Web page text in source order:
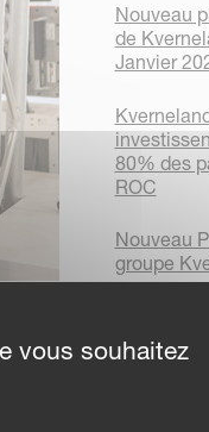
Nouveau
de
Janvier
80% des
ROC
Nouveau
groupe
Nouveau
Président
vous souhaitez